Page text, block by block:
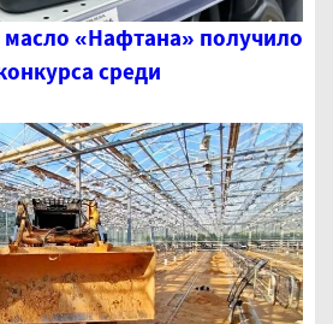
«Нафтана» получило
среди